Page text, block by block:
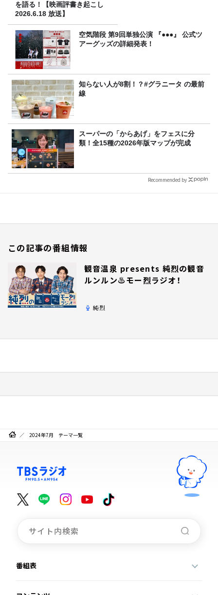
を語る！【映画評書き起こし
2026.6.18 放送】
空気階段 第9回単独公演 『●●●』 公式ツ
アーグッズの詳細発表！
知らない人が8割！？#グラニータ の最前
線
スーパーの「からあげ」をフェスに分
類！全15種の2026年版マップが完成
Recommended by
この記事の番組情報
観音温泉 presents 純烈の観音
ルンルン♨モー烈ラジオ！
純烈
2024年7月 テーマ一覧
番組表